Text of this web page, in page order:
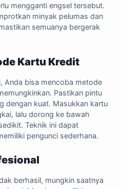
mengganti engsel tersebut.
minyak pelumas dan
semuanya bergerak
Kartu Kredit
Anda bisa mencoba metode
Pastikan pintu
dengan kuat. Masukkan kartu
lalu dorong ke bawah
Teknik ini dapat
pengunci sederhana.
berhasil, mungkin saatnya